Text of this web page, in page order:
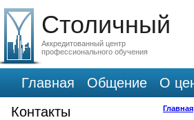
Столичный
Аккредитованный центр
профессионального обучения
Главная Общение О
Контакты
Главная